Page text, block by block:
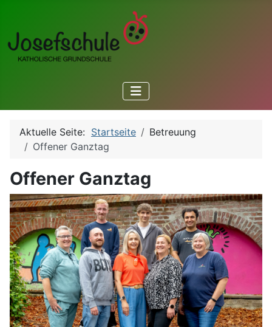
Aktuelle Seite: Startseite
Betreuung
Offener Ganztag
Offener Ganztag